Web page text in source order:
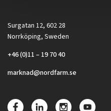
Surgatan 12, 602 28
Norrköping, Sweden
+46 (0)11 – 19 70 40
marknad@nordfarm.se